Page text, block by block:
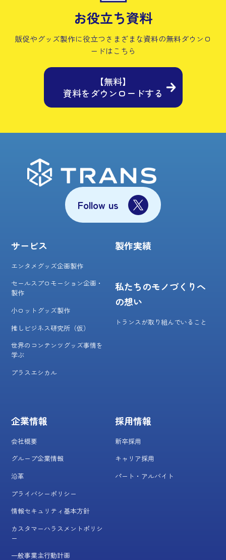
お役立ち資料
販促やグッズ製作に役立つさまざまな資料の無料ダウンロ
ードはこちら
【無料】
資料をダウンロードする
Follow us
サービス
エンタメグッズ企画製作
セールスプロモーション企画・
製作
小ロットグッズ製作
推しビジネス研究所（仮）
世界のコンテンツグッズ事情を
学ぶ
プラスエシカル
製作実績
私たちのモノづくりへ
の想い
トランスが取り組んでいること
企業情報
会社概要
グループ企業情報
沿革
プライバシーポリシー
情報セキュリティ基本方針
カスタマーハラスメントポリシ
ー
一般事業主行動計画
採用情報
新卒採用
キャリア採用
パート・アルバイト